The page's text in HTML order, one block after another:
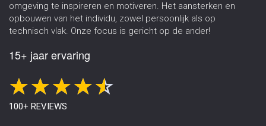
omgeving te inspireren en motiveren. Het aansterken en
opbouwen van het individu, zowel persoonlijk als op
technisch vlak. Onze focus is gericht op de ander!
15+ jaar ervaring
100+ REVIEWS